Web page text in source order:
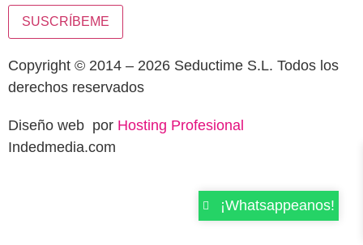
SUSCRÍBEME
Copyright © 2014 – 2026 Seductime S.L. Todos los
derechos reservados
Diseño web por Hosting Profesional
Indedmedia.com
¡Whatsappeanos!